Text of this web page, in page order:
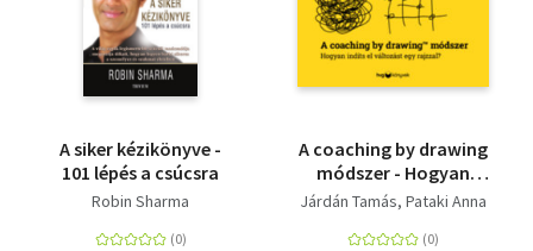
A siker kézikönyve -
101 lépés a csúcsra
Robin Sharma
A coaching by drawing
módszer - Hogyan
indíts el változást egy
Járdán Tamás Pataki Anna